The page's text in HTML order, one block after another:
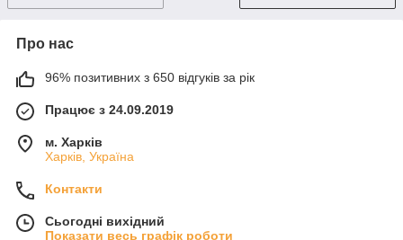
Про нас
96% позитивних з 650 відгуків за рік
Працює з 24.09.2019
м. Харків
Харків, Україна
Контакти
Сьогодні вихідний
Показати весь графік роботи